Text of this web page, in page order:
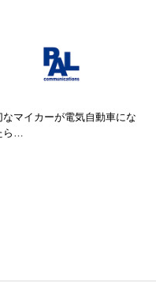
なマイカーが電気自動車にな
ら…